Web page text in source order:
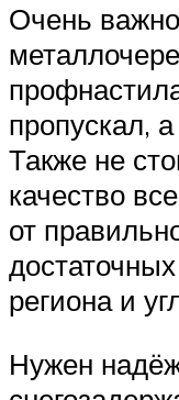
Очень
пропускал,
Также не
качество
от
региона и
Нужен